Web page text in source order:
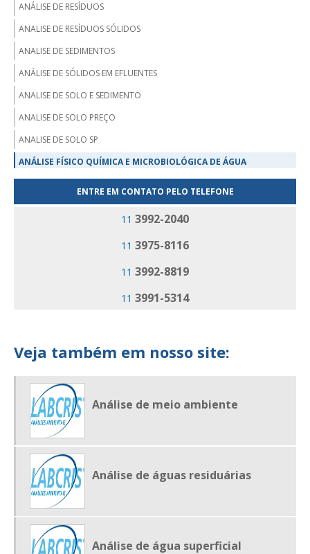
ANÁLISE DE RESÍDUOS
ANALISE DE RESÍDUOS SÓLIDOS
ANALISE DE SEDIMENTOS
ANÁLISE DE SÓLIDOS EM EFLUENTES
ANALISE DE SOLO E SEDIMENTO
ANALISE DE SOLO PREÇO
ANALISE DE SOLO SP
ANÁLISE FÍSICO QUÍMICA E MICROBIOLÓGICA DE ÁGUA
ANALISE MICROBIOLÓGICA DE ÁGUA PARA CONSUMO HUMANO
EMPRESA ANÁLISE DE RESÍDUOS
EMPRESA DE ANALISE DE ÁGUA
EMPRESA DE ANALISE DE SOLO
LABORATÓRIO DE ANALISE DE ÁGUA
LABORATÓRIO DE ANÁLISE DE ÁGUA E EFLUENTES
LABORATÓRIO DE ANÁLISE DE EFLUENTES
LABORATÓRIO DE ANALISE DE RESÍDUOS
ENTRE EM CONTATO PELO TELEFONE
11 3992-2040
11 3975-8116
11 3992-8819
11 3991-5314
Veja também em nosso site:
Análise de meio ambiente
Análise de águas residuárias
Análise de água superficial